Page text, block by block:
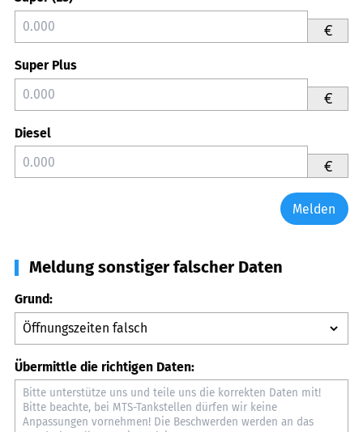
€
Super Plus
€
Diesel
€
Melden
Meldung sonstiger falscher Daten
Grund:
Übermittle die richtigen Daten: